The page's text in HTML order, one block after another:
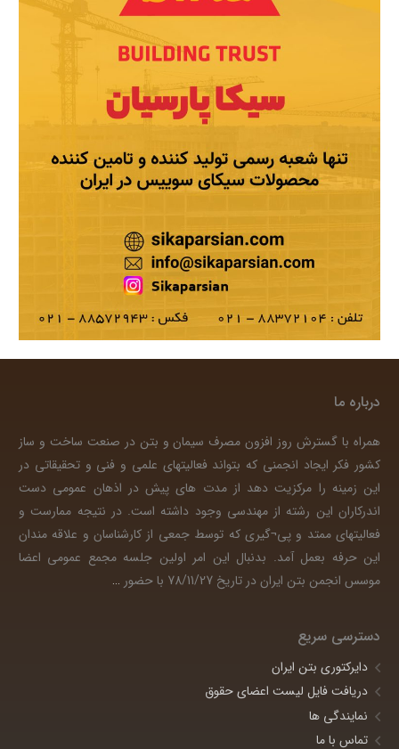
درباره ما
همراه با گسترش روز افزون مصرف سیمان و بتن در صنعت ساخت و ساز
کشور فکر ایجاد انجمنی که بتواند فعالیتهای علمی و فنی و تحقیقاتی در
این زمینه را مرکزیت دهد از مدت های پیش در اذهان عمومی دست
اندرکاران این رشته از مهندسی وجود داشته است. در نتیجه ممارست و
فعالیتهای ممتد و پی¬گیری که توسط جمعی از کارشناسان و علاقه مندان
این حرفه بعمل آمد. بدنبال این امر اولین جلسه مجمع عمومی اعضا
موسس انجمن بتن ایران در تاریخ 78/11/27 با حضور
…
دسترسی سریع
دایرکتوری بتن ایران
دریافت فایل لیست اعضای حقوق
نمایندگی ها
تماس با ما